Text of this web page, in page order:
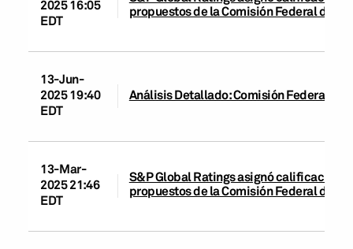
2025 16:05
EDT
propuestos de la Comisión Federal de
13-Jun-
2025 19:40
EDT
Análisis Detallado: ​​Comisión Federal de
13-Mar-
2025 21:46
EDT
S&P Global Ratings asignó
propuestos de la Comisión Federal de